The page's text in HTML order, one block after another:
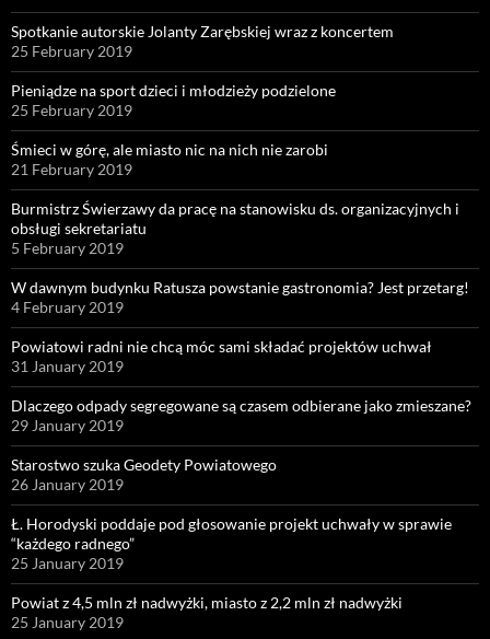
Spotkanie autorskie Jolanty Zarębskiej wraz z koncertem
25 February 2019
Pieniądze na sport dzieci i młodzieży podzielone
25 February 2019
Śmieci w górę, ale miasto nic na nich nie zarobi
21 February 2019
Burmistrz Świerzawy da pracę na stanowisku ds. organizacyjnych i
obsługi sekretariatu
5 February 2019
W dawnym budynku Ratusza powstanie gastronomia? Jest przetarg!
4 February 2019
Powiatowi radni nie chcą móc sami składać projektów uchwał
31 January 2019
Dlaczego odpady segregowane są czasem odbierane jako zmieszane?
29 January 2019
Starostwo szuka Geodety Powiatowego
26 January 2019
Ł. Horodyski poddaje pod głosowanie projekt uchwały w sprawie
“każdego radnego”
25 January 2019
Powiat z 4,5 mln zł nadwyżki, miasto z 2,2 mln zł nadwyżki
25 January 2019